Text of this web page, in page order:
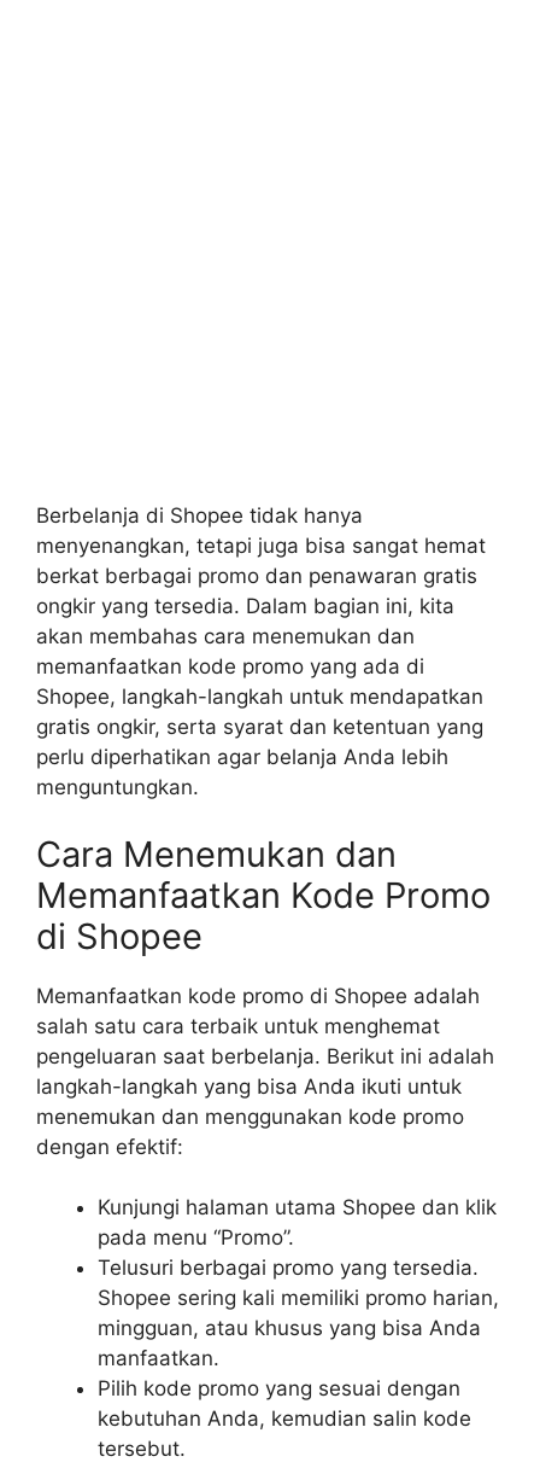
Berbelanja di Shopee tidak hanya
menyenangkan, tetapi juga bisa sangat hemat
berkat berbagai promo dan penawaran gratis
ongkir yang tersedia. Dalam bagian ini, kita
akan membahas cara menemukan dan
memanfaatkan kode promo yang ada di
Shopee, langkah-langkah untuk mendapatkan
gratis ongkir, serta syarat dan ketentuan yang
perlu diperhatikan agar belanja Anda lebih
menguntungkan.
Cara Menemukan dan
Memanfaatkan Kode Promo
di Shopee
Memanfaatkan kode promo di Shopee adalah
salah satu cara terbaik untuk menghemat
pengeluaran saat berbelanja. Berikut ini adalah
langkah-langkah yang bisa Anda ikuti untuk
menemukan dan menggunakan kode promo
dengan efektif:
Kunjungi halaman utama Shopee dan klik
pada menu “Promo”.
Telusuri berbagai promo yang tersedia.
Shopee sering kali memiliki promo harian,
mingguan, atau khusus yang bisa Anda
manfaatkan.
Pilih kode promo yang sesuai dengan
kebutuhan Anda, kemudian salin kode
tersebut.